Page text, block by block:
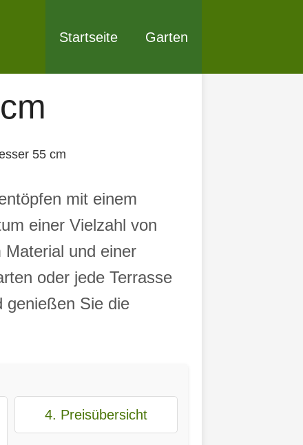
Startseite Garten
55 cm
mit einem
einer Vielzahl von
und einer
oder jede Terrasse
genießen Sie die
4. Preisübersicht